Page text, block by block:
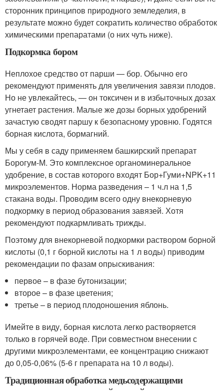
сторонник принципов природного земледелия, в
результате можно будет сократить количество обработок
химическими препаратами (о них чуть ниже).
Подкормка бором
Неплохое средство от парши — бор. Обычно его
рекомендуют применять для увеличения завязи плодов.
Но не увлекайтесь, — он токсичен и в избыточных дозах
угнетает растения. Малые же дозы борных удобрений
зачастую сводят паршу к безопасному уровню. Годятся
борная кислота, бормагний.
Мы у себя в саду применяем башкирский препарат
Борогум-М. Это комплексное органоминеральное
удобрение, в состав которого входят Бор+Гуми+NPK+11
микроэлементов. Норма разведения – 1 ч.л на 1,5
стакана воды. Проводим всего одну внекорневую
подкормку в период образования завязей. Хотя
рекомендуют подкармливать трижды.
Поэтому для внекорневой подкормки раствором борной
кислоты (0,1 г борной кислоты на 1 л воды) приводим
рекомендации по фазам опрыскивания:
первое – в фазе бутонизации;
второе – в фазе цветения;
третье – в период плодоношения яблонь.
Имейте в виду, борная кислота легко растворяется
только в горячей воде. При совместном внесении с
другими микроэлементами, ее концентрацию снижают
до 0,05-0,06% (5-6 г препарата на 10 л воды).
Традиционная обработка медьсодержащими